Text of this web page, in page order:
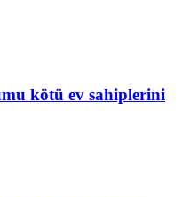
kötü ev sahiplerini